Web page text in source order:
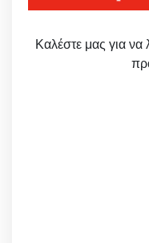
Καλέστε μας για να